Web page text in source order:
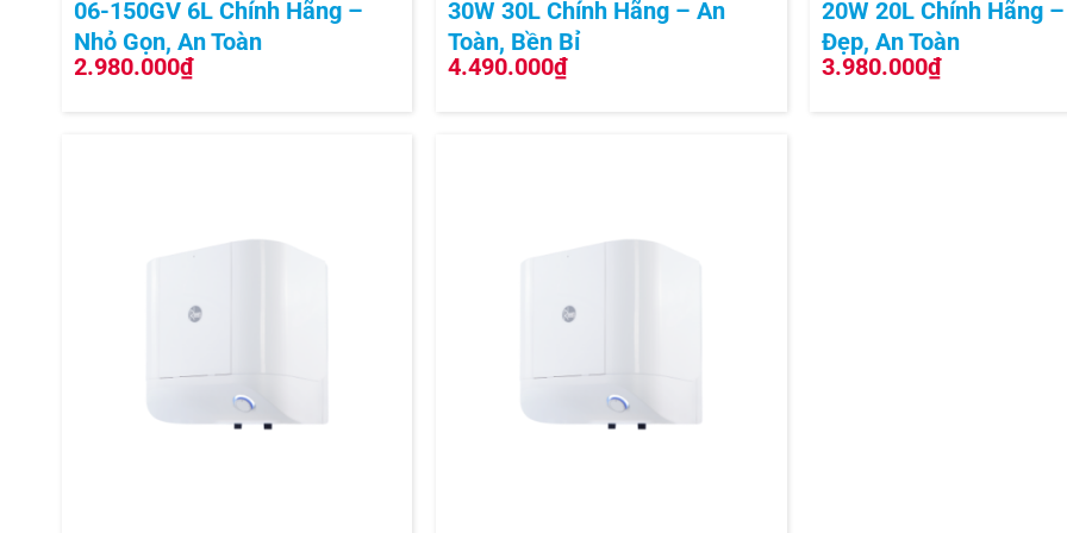
06-150GV 6L Chính Hãng –
Nhỏ Gọn, An Toàn
2.980.000₫
30W 30L Chính Hãng – An
Toàn, Bền Bỉ
4.490.000₫
20W 20L Chính Hãng
Đẹp, An Toàn
3.980.000₫